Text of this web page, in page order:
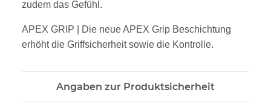
zudem das Gefühl.
APEX GRIP
| Die neue APEX Grip Beschichtung
erhöht die Griffsicherheit sowie die Kontrolle.
Angaben zur Produktsicherheit